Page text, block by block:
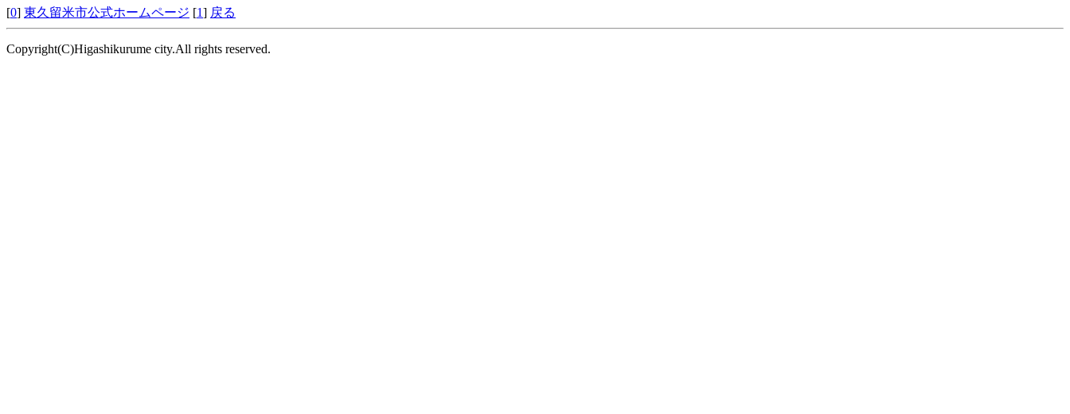
[0] 東久留米市公式ホームページ [1] 戻る
Copyright(C)Higashikurume city.All rights reserved.